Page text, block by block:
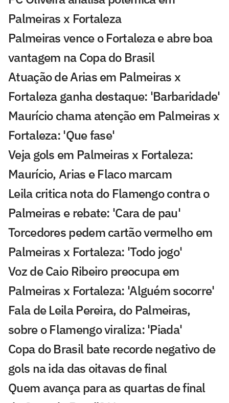
Palmeiras x Fortaleza
Palmeiras vence o Fortaleza e abre boa
vantagem na Copa do Brasil
Atuação de Arias em Palmeiras x
Fortaleza ganha destaque: 'Barbaridade'
Maurício chama atenção em Palmeiras x
Fortaleza: 'Que fase'
Veja gols em Palmeiras x Fortaleza:
Maurício, Arias e Flaco marcam
Leila critica nota do Flamengo contra o
Palmeiras e rebate: 'Cara de pau'
Torcedores pedem cartão vermelho em
Palmeiras x Fortaleza: 'Todo jogo'
Voz de Caio Ribeiro preocupa em
Palmeiras x Fortaleza: 'Alguém socorre'
Fala de Leila Pereira, do Palmeiras,
sobre o Flamengo viraliza: 'Piada'
Copa do Brasil bate recorde negativo de
gols na ida das oitavas de final
Quem avança para as quartas de final